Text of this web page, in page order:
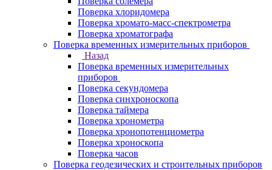
Поверка хлоридомера
Поверка хромато-масс-спектрометра
Поверка хроматографа
Поверка временных измерительных приборов
Назад
Поверка временных измерительных
приборов
Поверка секундомера
Поверка синхроноскопа
Поверка таймера
Поверка хронометра
Поверка хронопотенциометра
Поверка хроноскопа
Поверка часов
Поверка геодезических и строительных приборов